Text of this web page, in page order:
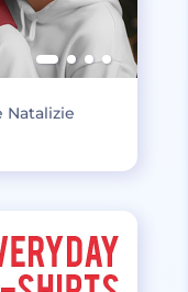
Natalizie